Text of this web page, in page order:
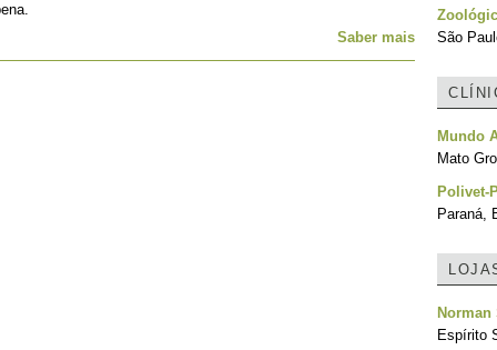
Saber mais
São
Mundo
Mato
Polivet-
Paraná,
Norman
Espírito